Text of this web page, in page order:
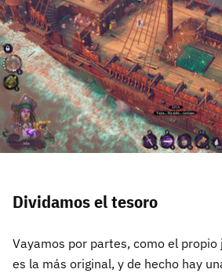
Dividamos el tesoro
Vayamos por partes, como el propio
es la más original, y de hecho hay